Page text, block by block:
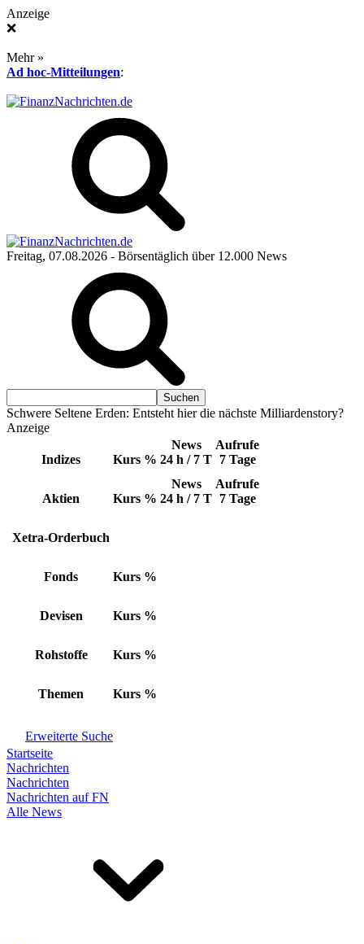
Anzeige
❌
Mehr »
Ad hoc-Mitteilungen:
Freitag, 07.08.2026 - Börsentäglich über 12.000 News
Schwere Seltene Erden: Entsteht hier die nächste Milliardenstory?
Anzeige
Indizes Kurs %
News
24 h / 7 T
Aufrufe
7 Tage
Aktien Kurs %
News
24 h / 7 T
Aufrufe
7 Tage
Xetra-Orderbuch
Fonds Kurs %
Devisen Kurs %
Rohstoffe Kurs %
Themen Kurs %
Erweiterte Suche
Startseite
Nachrichten
Nachrichten
Nachrichten auf FN
Alle News